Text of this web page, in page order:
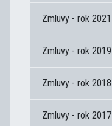
Zmluvy - rok 2021
Zmluvy - rok 2019
Zmluvy - rok 2018
Zmluvy - rok 2017